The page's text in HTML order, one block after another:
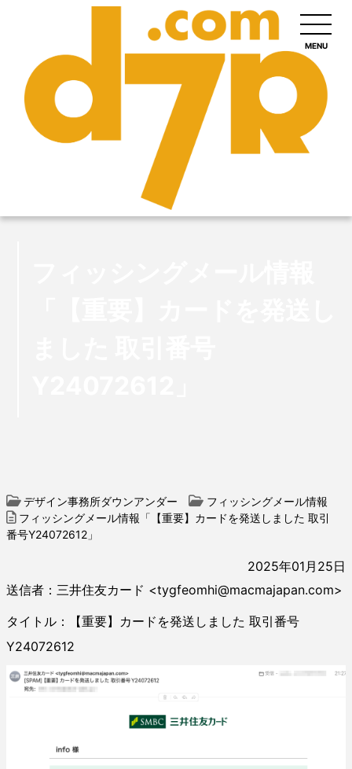
MENU
デザイン事務所ダウンアンダー
フィッシングメール情報
フィッシングメール情報「【重要】カードを発送しました 取引
番号Y24072612」
2025年01月25日
送信者：三井住友カード <tygfeomhi@macmajapan.com>
タイトル：【重要】カードを発送しました 取引番号
Y24072612